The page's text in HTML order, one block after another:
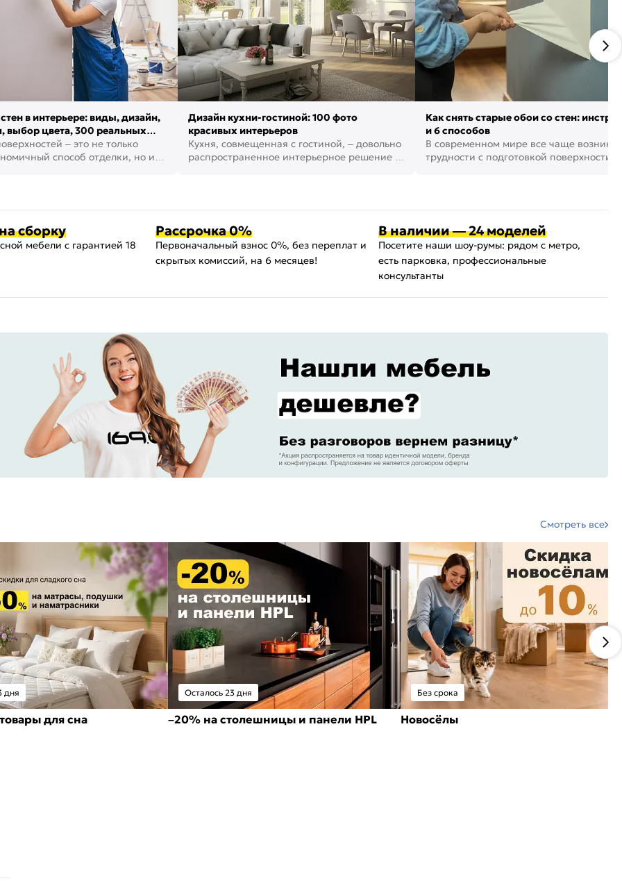
в интерьере: виды, дизайн,
выбор цвета, 300 реальных
– это не только
способ отделки, но и
Дизайн кухни-гостиной: 100 фото
красивых интерьеров
Кухня, совмещенная с гостиной, – довольно
распространенное интерьерное решение в
Как снять старые обои со стен:
и 6 способов
В современном мире все чаще
трудности с подготовкой поверхности
сборку
мебели с гарантией 18
Рассрочка 0%
Первоначальный взнос 0%, без переплат и
скрытых комиссий, на 6 месяцев!
В наличии — 24 моделей
Посетите наши шоу-румы: рядом с метро,
есть парковка, профессиональные
консультанты
Смотреть все
дня
для сна
Осталось 23 дня
–20% на столешницы и панели HPL
Без срока
Новосёлы